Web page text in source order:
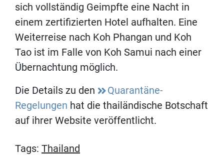
sich vollständig Geimpfte eine Nacht in
einem zertifizierten Hotel aufhalten. Eine
Weiterreise nach Koh Phangan und Koh
Tao ist im Falle von Koh Samui nach einer
Übernachtung möglich.
Die Details zu den
Quarantäne-
Regelungen hat die thailändische Botschaft
auf ihrer Website veröffentlicht.
Tags: Thailand